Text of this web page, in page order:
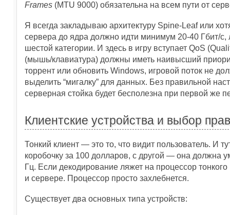
Frames (MTU 9000) обязательна на всем пути от
Я всегда закладываю архитектуру Spine-Leaf или
сервера до ядра должно идти минимум 20-40 Гбит/
шестой категории. И здесь в игру вступает QoS
(мышь/клавиатура) должны иметь наивысший
торрент или обновить Windows, игровой поток не
выделить “мигалку” для данных. Без правильной
серверная стойка будет бесполезна при первой же
Клиентские устройства и выбор
Тонкий клиент — это то, что видит пользователь. И
коробочку за 100 долларов, с другой — она должна
Гц. Если декодирование ляжет на процессор
и сервере. Процессор просто захлебнется.
Существует два основных типа устройств: